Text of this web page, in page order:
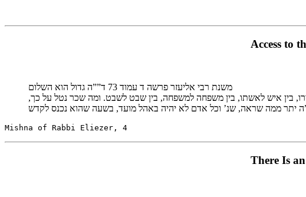
Access to
משנת רבי אליעזר פרשה ד עמוד 73 ד””ה גדול הוא השלום
והשלום. שהיה רודף שלום בין אדם לחבירו, בין איש לאשתו, בין משפחה למשפחה, בין שבט לשבט. ומה שכר נטל על כך,
Mishna of Rabbi Eliezer, 4
There Is